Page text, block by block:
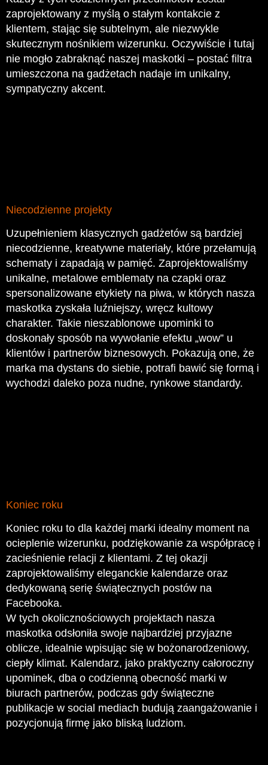
zaprojektowany z myślą o stałym kontakcie z
klientem, stając się subtelnym, ale niezwykle
skutecznym nośnikiem wizerunku. Oczywiście i tutaj
nie mogło zabraknąć naszej maskotki – postać filtra
umieszczona na gadżetach nadaje im unikalny,
sympatyczny akcent.
Niecodzienne projekty
Uzupełnieniem klasycznych gadżetów są bardziej
niecodzienne, kreatywne materiały, które przełamują
schematy i zapadają w pamięć. Zaprojektowaliśmy
unikalne, metalowe emblematy na czapki oraz
spersonalizowane etykiety na piwa, w których nasza
maskotka zyskała luźniejszy, wręcz kultowy
charakter. Takie nieszablonowe upominki to
doskonały sposób na wywołanie efektu „wow” u
klientów i partnerów biznesowych. Pokazują one, że
marka ma dystans do siebie, potrafi bawić się formą i
wychodzi daleko poza nudne, rynkowe standardy.
Koniec roku
Koniec roku to dla każdej marki idealny moment na
ocieplenie wizerunku, podziękowanie za współpracę i
zacieśnienie relacji z klientami. Z tej okazji
zaprojektowaliśmy eleganckie kalendarze oraz
dedykowaną serię świątecznych postów na
Facebooka.
W tych okolicznościowych projektach nasza
maskotka odsłoniła swoje najbardziej przyjazne
oblicze, idealnie wpisując się w bożonarodzeniowy,
ciepły klimat. Kalendarz, jako praktyczny całoroczny
upominek, dba o codzienną obecność marki w
biurach partnerów, podczas gdy świąteczne
publikacje w social mediach budują zaangażowanie i
pozycjonują firmę jako bliską ludziom.